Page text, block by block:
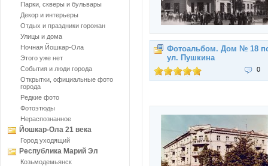
Парки, скверы и бульвары
Декор и интерьеры
Отдых и праздники горожан
Улицы и дома
Ночная Йошкар-Ола
Этого уже нет
События и люди города
Открытки, официальные фото
города
Редкие фото
Фотоэтюды
Нераспознанное
Йошкар-Ола 21 века
Город уходящий
Республика Марий Эл
Козьмодемьянск
Фотоальбом. Дом № 18
ул. Пушкина
0